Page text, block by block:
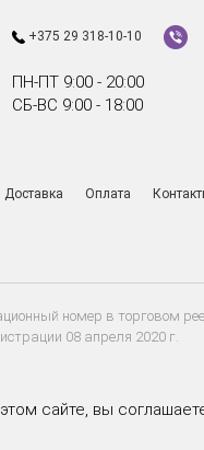
+375 29 318-10-10
ПН-ПТ 9:00 - 20:00
СБ-ВС 9:00 - 18:00
Доставка Оплата
номер в торговом
08 апреля 2020 г.
сайте, вы